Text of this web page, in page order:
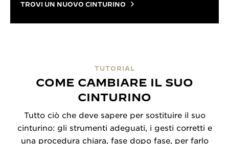
TROVI UN NUOVO CINTURINO
TUTORIAL
COME CAMBIARE IL SUO
CINTURINO
Tutto ciò che deve sapere per sostituire il suo
cinturino: gli strumenti adeguati, i gesti corretti e
una procedura chiara, fase dopo fase, per farlo